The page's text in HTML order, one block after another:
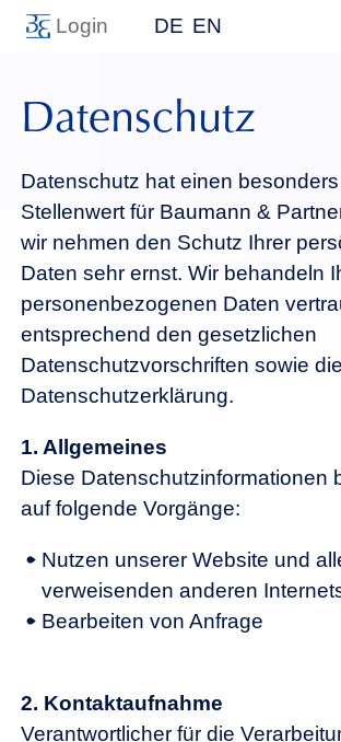
Login DE EN
Datenschutz
Datenschutz hat einen
Stellenwert für Baumann &
wir nehmen den Schutz Ihrer
Daten sehr ernst. Wir behandeln
personenbezogenen Daten
entsprechend den gesetzlichen
Datenschutzvorschriften sowie
Datenschutzerklärung.
1. Allgemeines
Diese Datenschutzinformationen
auf folgende Vorgänge:
Nutzen unserer Website und
verweisenden anderen
Bearbeiten von Anfrage
2. Kontaktaufnahme
Verantwortlicher für die